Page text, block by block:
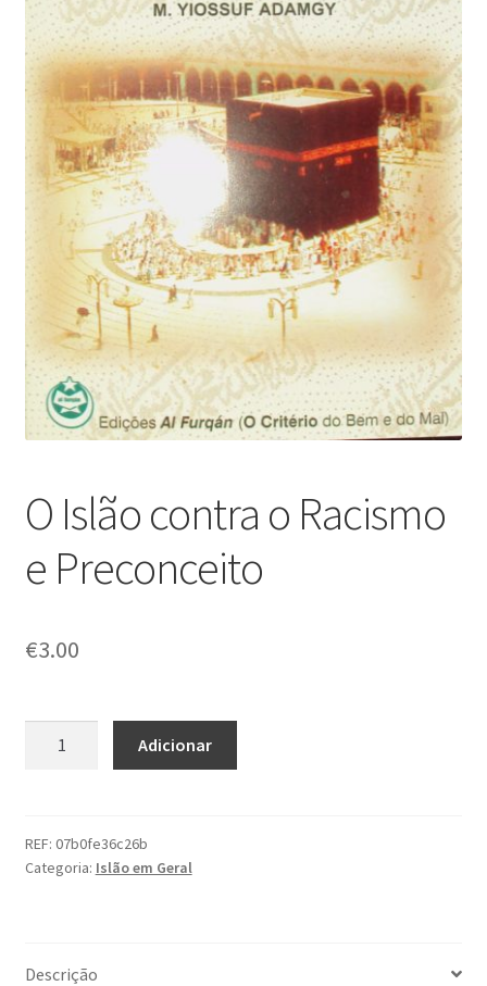
O Islão contra o Racismo
e Preconceito
€3.00
contra
o
Adicionar
REF: 07b0fe36c26b
Categoria: Islão em Geral
Descrição